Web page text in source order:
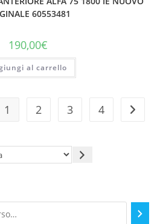
60553481
190,00€
al carrello
1 2 3 4